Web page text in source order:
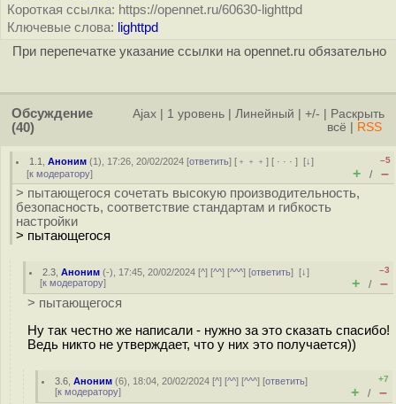
Короткая ссылка: https://opennet.ru/60630-lighttpd
Ключевые слова: lighttpd
При перепечатке указание ссылки на opennet.ru обязательно
Обсуждение
(40)
Ajax 1 уровень Линейный +/-
Раскрыть
всё
RSS
1.1 ,Аноним (1), 17:26, 20/02/2024 [ответить] [ ﹢﹢﹢] [ · · ·][↓]
[к модератору]
–5
+ / –
> пытающегося сочетать высокую производительность,
безопасность, соответствие стандартам и гибкость
настройки
> пытающегося
2.3 ,Аноним (-), 17:45, 20/02/2024 [^] [^^] [^^^] [ответить][↓]
[к модератору]
–3
+ / –
> пытающегося
Ну так честно же написали - нужно за это сказать спасибо!
Ведь никто не утверждает, что у них это получается))
3.6 ,Аноним (6), 18:04, 20/02/2024 [^] [^^] [^^^] [ответить]
[к модератору]
+7
+ / –